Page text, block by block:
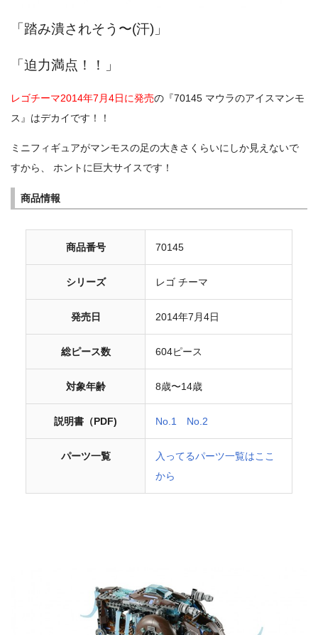
「踏み潰されそう〜(汗)」
「迫力満点！！」
レゴチーマ2014年7月4日に発売の『70145 マウラのアイスマンモ
ス』はデカイです！！
ミニフィギュアがマンモスの足の大きさくらいにしか見えないで
すから、 ホントに巨大サイスです！
商品情報
商品番号 70145
シリーズ レゴ チーマ
発売日 2014年7月4日
総ピース数 604ピース
対象年齢 8歳〜14歳
説明書（PDF) No.1 No.2
パーツ一覧
入ってるパーツ一覧はここ
から